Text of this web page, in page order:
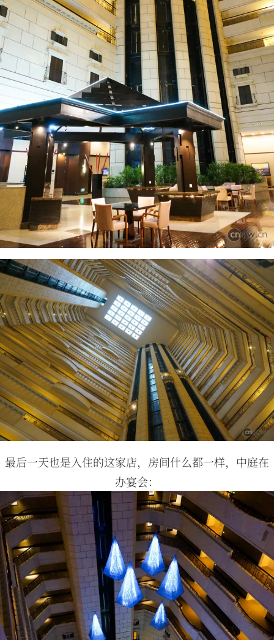
最后一天也是入住的这家店，房间什么都一样，中庭在
办宴会：